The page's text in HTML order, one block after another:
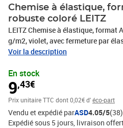
Chemise à élastique,
robuste coloré LEITZ
LEITZ Chemise à élastique, format
g/m2, violet, avec fermeture par
dimensions: (L)232 x (l)318 mm,
Voir la description
En stock
9,43€
Prix unitaire TTC dont 0,02€ d'éco-part
Vendu et expédié parASD4.05/5(38)
Expédié sous 5 jours livraison